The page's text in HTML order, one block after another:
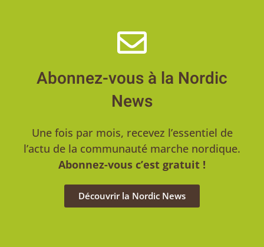
Abonnez-vous à la Nordic
News
Une fois par mois, recevez l’essentiel de
l’actu de la communauté marche nordique.
Abonnez-vous c’est gratuit !
Découvrir la Nordic News